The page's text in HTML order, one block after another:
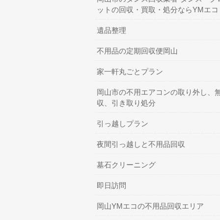
ットの回収・買取・処分ならYMエコ
遺品整理
不用品の定期回収便岡山
家一軒丸ごとプラン
岡山市の不用エアコンの取り外し、
収、引き取り処分
引っ越しプラン
夜間引っ越しと不用品回収
墓石クリーニング
即日訪問
岡山YMエコの不用品回収エリア